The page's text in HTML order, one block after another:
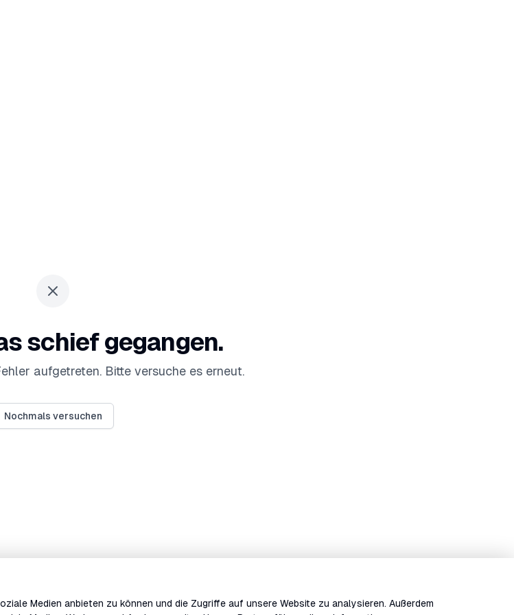
Medien anbieten zu können und die Zugriffe auf unsere Website zu analysieren. Außerdem
schief gegangen.
aufgetreten. Bitte versuche es erneut.
Nochmals versuchen